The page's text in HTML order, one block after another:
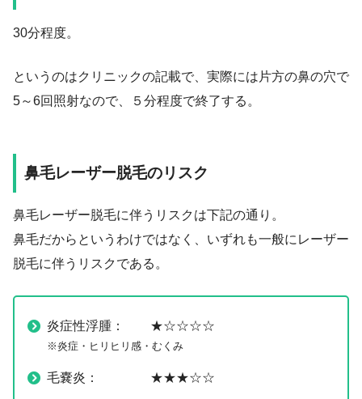
30分程度。
というのはクリニックの記載で、実際には片方の鼻の穴で
5～6回照射なので、５分程度で終了する。
鼻毛レーザー脱毛のリスク
鼻毛レーザー脱毛に伴うリスクは下記の通り。
鼻毛だからというわけではなく、いずれも一般にレーザー
脱毛に伴うリスクである。
炎症性浮腫： ★☆☆☆☆
※炎症・ヒリヒリ感・むくみ
毛嚢炎： ★★★☆☆